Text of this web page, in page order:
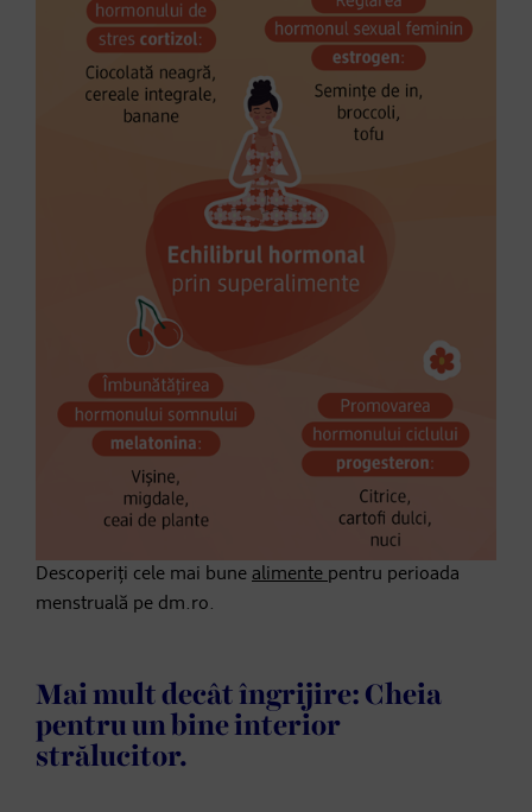
Descoperiți cele mai bune alimente pentru perioada
menstruală pe dm.ro.
Mai mult decât îngrijire: Cheia
pentru un bine interior
strălucitor.